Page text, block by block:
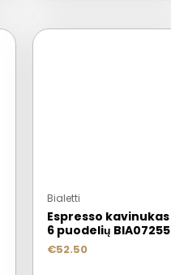
Bialetti
Espresso kavinukas
6 puodelių BIA07255
€52.50